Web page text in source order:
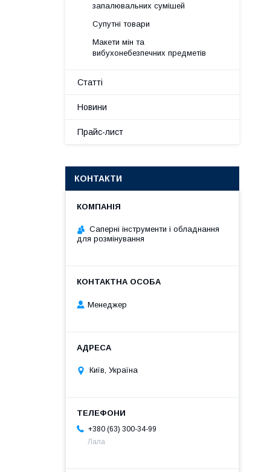
запалювальних сумішей
Супутні товари
Макети мін та
вибухонебезпечних предметів
Статті
Новини
Прайс-лист
КОНТАКТИ
Саперні інструменти і обладнання
для розмінування
Менеджер
Київ, Україна
+380 (63) 300-34-99
Лала